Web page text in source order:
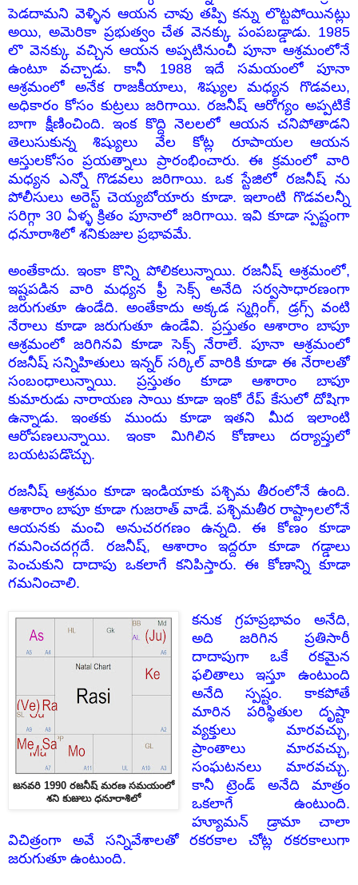
పెడదామని వెళ్ళిన ఆయన చావు తప్పి కన్ను లొట్టపోయినట్లు
అయి, అమెరికా ప్రభుత్వం చేత వెనక్కు పంపబడ్డాడు. 1985
లొ వెనక్కు వచ్చిన ఆయన అప్పటినుంచీ పూనా ఆశ్రమంలోనే
ఉంటూ వచ్చాడు. కానీ 1988 ఇదే సమయంలో పూనా
ఆశ్రమంలో అనేక రాజకీయాలు, శిష్యుల మధ్యన గొడవలు,
అధికారం కోసం కుట్రలు జరిగాయి. రజనీష్ ఆరోగ్యం అప్పటికే
బాగా క్షీణించింది. ఇంక కొద్ది నెలలలో ఆయన చనిపోతాడని
తెలుసుకున్న శిష్యులు వేల కోట్ల రూపాయల ఆయన
ఆస్తులకోసం ప్రయత్నాలు ప్రారంభించారు. ఈ క్రమంలో వారి
మధ్యన ఎన్నో గొడవలు జరిగాయి. ఒక స్టేజిలో రజనీష్ ను
పోలీసులు అరెస్ట్ చెయ్యబోయారు కూడా. ఇలాంటి గొడవలన్నీ
సరిగ్గా 30 ఏళ్ళ క్రితం పూనాలో జరిగాయి. ఇవి కూడా స్పష్టంగా
ధనూరాశిలో శనికుజుల ప్రభావమే.
అంతేకాదు. ఇంకా కొన్ని పోలికలున్నాయి. రజనీష్ ఆశ్రమంలో,
ఇష్టపడిన వారి మధ్యన ఫ్రీ సెక్స్ అనేది సర్వసాధారణంగా
జరుగుతూ ఉండేది. అంతేకాదు అక్కడ స్మగ్లింగ్, డ్రగ్స్ వంటి
నేరాలు కూడా జరుగుతూ ఉండేవి. ప్రస్తుతం ఆశారాం బాపూ
ఆశ్రమంలో జరిగినవికూడా సెక్స్ నేరాలే. పూనా ఆశ్రమంలో
రజనీష్ సన్నిహితులు ఇన్నర్ సర్కిల్ వారికి కూడా ఈ నేరాలతో
సంబంధాలున్నాయి. ప్రస్తుతం కూడా ఆశారాం బాపూ
కుమారుడు నారాయణ సాయి కూడా ఇంకో రేప్ కేసులో దోషిగా
ఉన్నాడు. ఇంతకు ముందు కూడా ఇతని మీద ఇలాంటి
ఆరోపణలున్నాయి. ఇంకా మిగిలిన కోణాలు దర్యాప్తులో
బయటపడొచ్చు.
రజనీష్ ఆశ్రమం కూడా ఇండియాకు పశ్చిమ తీరంలోనే ఉంది.
ఆశారాం బాపూ కూడా గుజరాత్ వాడే. పశ్చిమతీర రాష్ట్రాలలోనే
ఆయనకు మంచి అనుచరగణం ఉన్నది. ఈ కోణం కూడా
గమనించదగ్గదే. రజనీష్, ఆశారాం ఇద్దరూ కూడా గడ్డాలు
పెంచుకుని దాదాపు ఒకలాగే కనిపిస్తారు. ఈ కోణాన్ని కూడా
గమనించాలి.
జనవరి 1990 రజనీష్ మరణ సమయంలో
శని కుజులు ధనూరాశిలో
కనుక గ్రహప్రభావం అనేది,
అది జరిగిన ప్రతిసారీ
దాదాపుగా ఒకే రకమైన
ఫలితాలు ఇస్తూ ఉంటుంది
అనేది స్పష్టం. కాకపోతే
మారిన పరిస్థితుల దృష్టా
వ్యక్తులు మారవచ్చు,
ప్రాంతాలు మారవచ్చు,
సంఘటనలు మారవచ్చు.
కానీ ట్రెండ్ అనేది మాత్రం
ఒకలాగే ఉంటుంది.
హ్యూమన్ డ్రామా చాలా
విచిత్రంగా అవే సన్నివేశాలతో రకరకాల చోట్ల రకరకాలుగా
జరుగుతూ ఉంటుంది.